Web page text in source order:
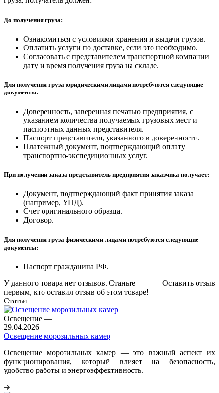
До получения груза:
Ознакомиться с условиями хранения и выдачи грузов.
Оплатить услуги по доставке, если это необходимо.
Согласовать с представителем транспортной компании
дату и время получения груза на складе.
Для получения груза юридическими лицами потребуются следующие
документы:
Доверенность, заверенная печатью предприятия, с
указанием количества получаемых грузовых мест и
паспортных данных представителя.
Паспорт представителя, указанного в доверенности.
Платежный документ, подтверждающий оплату
транспортно-экспедиционных услуг.
При получении заказа представитель предприятия заказчика получает:
Документ, подтверждающий факт принятия заказа
(например, УПД).
Счет оригинального образца.
Договор.
Для получения груза физическими лицами потребуются следующие
документы:
Паспорт гражданина РФ.
Оставить отзыв
У данного товара нет отзывов. Станьте
первым, кто оставил отзыв об этом товаре!
Статьи
Освещение —
29.04.2026
Освещение морозильных камер
Освещение морозильных камер — это важный аспект их
функционирования, который влияет на безопасность,
удобство работы и энергоэффективность.